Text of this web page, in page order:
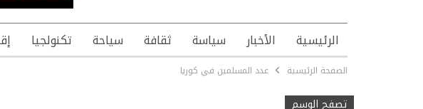
الرئيسية الأخبار سياسة ثقافة سياحة تكنولجيا
الصفحة الرئيسية عدد المسلمين في كوريا
تصفح الوسم